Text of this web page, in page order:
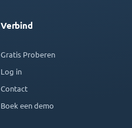
Verbind
Gratis Proberen
Log in
Contact
Boek een demo